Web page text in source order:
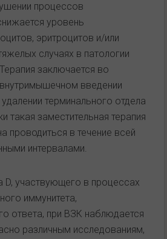
процессов
уровень
эритроцитов и/или
случаях в патологии
заключается во
введении
терминального отдела
такая заместительная терапия
проводиться в течение всей
интервалами.
D, участвующего в процессах
иммунитета,
ответа, при ВЗК наблюдается
различным исследованиям,